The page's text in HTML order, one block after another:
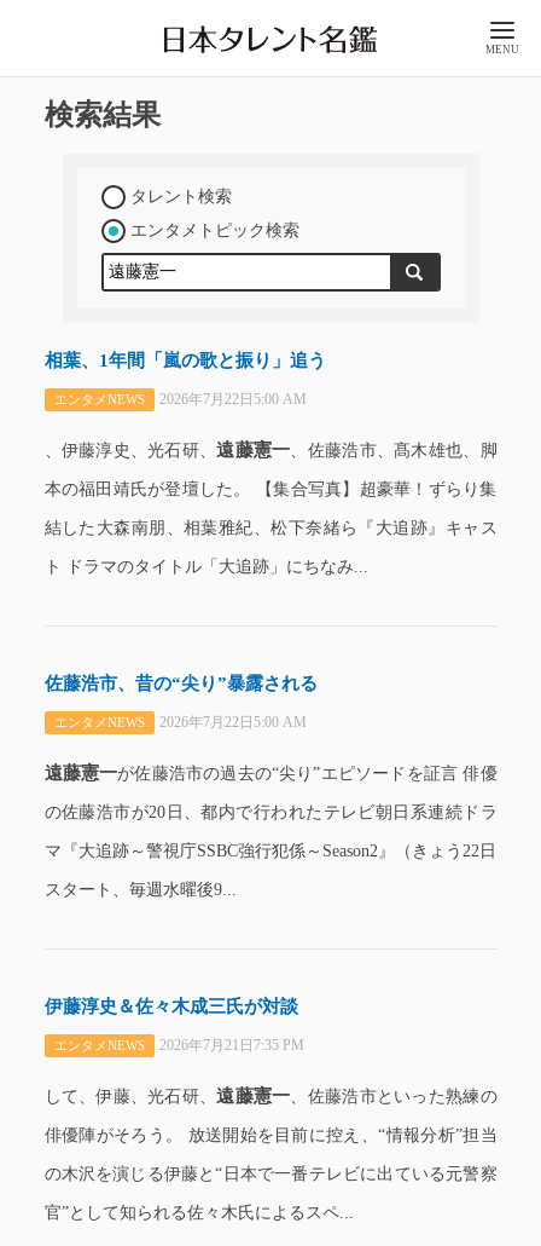
MENU
検索結果
タレント検索
エンタメトピック検索
相葉、1年間「嵐の歌と振り」追う
エンタメNEWS 2026年7月22日5:00 AM
、伊藤淳史、光石研、遠藤憲一、佐藤浩市、髙木雄也、脚
本の福田靖氏が登壇した。 【集合写真】超豪華！ずらり集
結した大森南朋、相葉雅紀、松下奈緒ら『大追跡』キャス
ト ドラマのタイトル「大追跡」にちなみ...
佐藤浩市、昔の“尖り”暴露される
エンタメNEWS 2026年7月22日5:00 AM
遠藤憲一が佐藤浩市の過去の“尖り”エピソードを証言 俳優
の佐藤浩市が20日、都内で行われたテレビ朝日系連続ドラ
マ『大追跡～警視庁SSBC強行犯係～Season2』（きょう22日
スタート、毎週水曜後9...
伊藤淳史＆佐々木成三氏が対談
エンタメNEWS 2026年7月21日7:35 PM
して、伊藤、光石研、遠藤憲一、佐藤浩市といった熟練の
俳優陣がそろう。 放送開始を目前に控え、“情報分析”担当
の木沢を演じる伊藤と“日本で一番テレビに出ている元警察
官”として知られる佐々木氏によるスペ...